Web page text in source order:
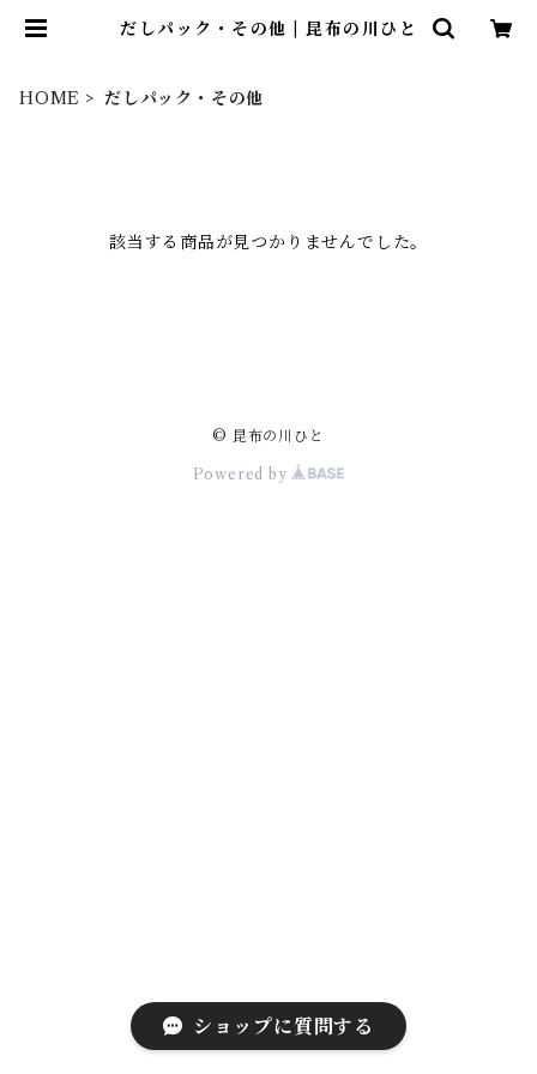
だしパック・その他 | 昆布の川ひと
HOME だしパック・その他
該当する商品が見つかりませんでした。
© 昆布の川ひと
Powered by
ショップに質問する